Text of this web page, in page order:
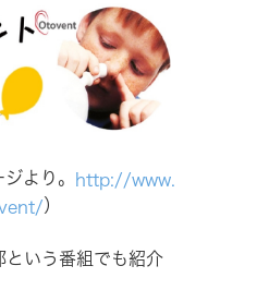
より。
http://www.
）
という番組でも紹介